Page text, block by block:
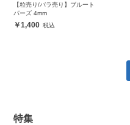
【粒売り/バラ売り】ブルート
パーズ 4mm
1,400
特集